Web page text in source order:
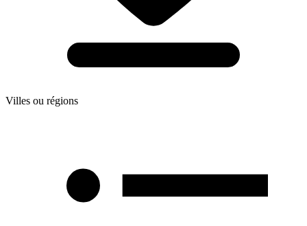
Villes ou régions